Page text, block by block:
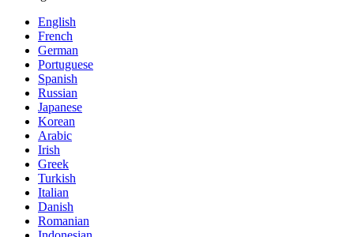
English
French
German
Portuguese
Spanish
Russian
Japanese
Korean
Arabic
Irish
Greek
Turkish
Italian
Danish
Romanian